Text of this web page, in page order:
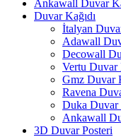
Ankawall Duvar
Duvar Kağıdı
İtalyan
Adawall
Decowall
Vertu Duvar
Gmz Duvar
Ravena
Duka Duvar
Ankawall
3D Duvar Posteri